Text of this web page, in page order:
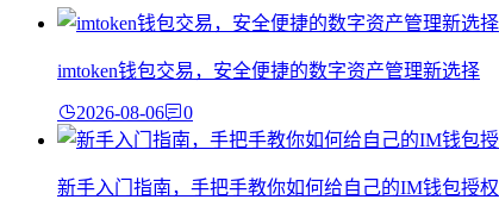
imtoken钱包交易，安全便捷的数字资产管理新选择
2026-08-06 0
新手入门指南，手把手教你如何给自己的IM钱包授权